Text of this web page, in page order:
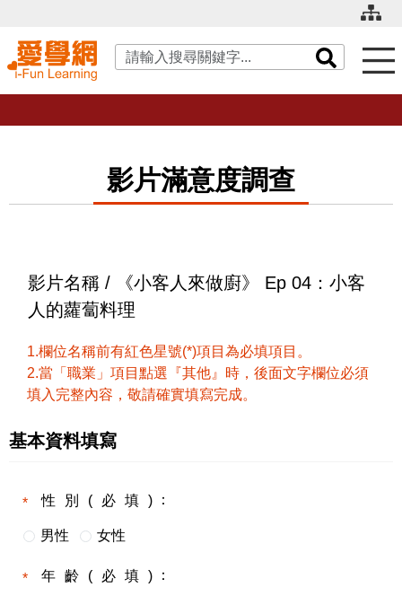
關鍵字搜尋
影片滿意度調查
影片名稱 / 《小客人來做廚》 Ep 04：小客
人的蘿蔔料理
1.欄位名稱前有紅色星號(*)項目為必填項目。
2.當「職業」項目點選『其他』時，後面文字欄位必須
填入完整內容，敬請確實填寫完成。
基本資料填寫
性別(必填)
男性 女性
年齡(必填)